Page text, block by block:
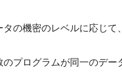
タの機密のレベルに応じて
のプログラムが同一のデー